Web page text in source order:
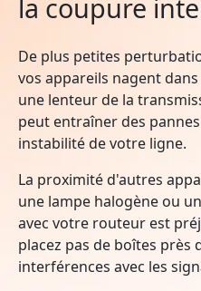
la coupure
De plus petites
vos appareils nagent
une lenteur de la
peut entraîner des
instabilité de votre ligne.
La proximité d'autres
une lampe halogène ou
avec votre routeur est
placez pas de boîtes
interférences avec les